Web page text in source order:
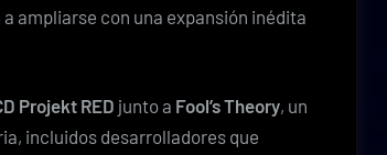
a ampliarse con una expansión inédita
Projekt RED junto a Fool’s Theory, un
incluidos desarrolladores que